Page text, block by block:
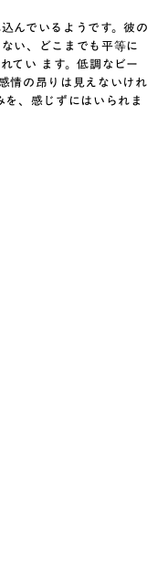
んでいるようです。彼の
い、どこまでも平等に
てい ます。低調なビー
情の昂りは見えないけれ
、感じずにはいられま